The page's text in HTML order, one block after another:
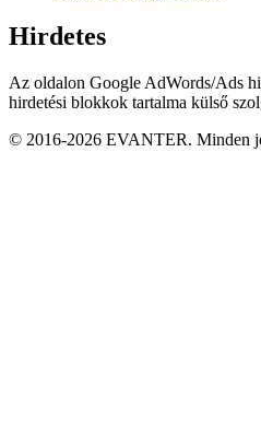
Hirdetes
Az oldalon Google AdWords/Ads
hirdetési blokkok tartalma külső
© 2016-2026 EVANTER. Minden